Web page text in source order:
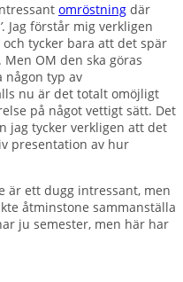
omröstning där
. Jag förstår mig verkligen
tycker bara att det spär
OM den ska göras
någon typ av
nu är det totalt omöjligt
på något vettigt sätt. Det
jag tycker verkligen att det
presentation av hur
är ett dugg intressant, men
åtminstone sammanställa
ju semester, men här har